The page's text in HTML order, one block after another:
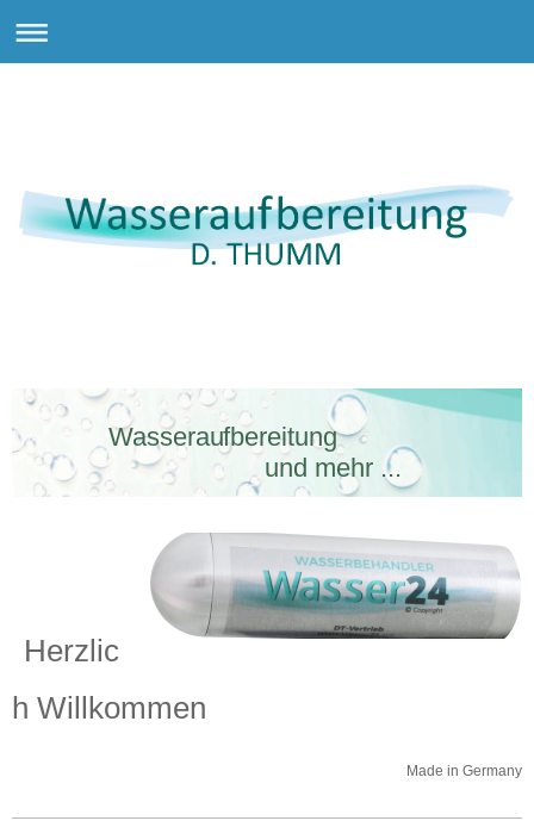
Wasseraufbereitung
und mehr ...
Herzlic
h Willkommen
Made in Germany